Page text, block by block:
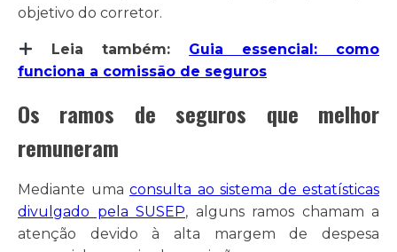
objetivo do corretor.
Leia também: Guia essencial: como
funciona a comissão de seguros
Os ramos de seguros que melhor
remuneram
Mediante uma consulta ao sistema de estatísticas
divulgado pela SUSEP, alguns ramos chamam a
atenção devido à alta margem de despesa